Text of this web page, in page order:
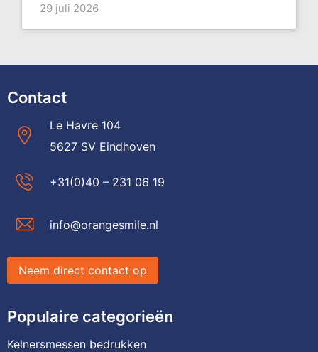
29 juli 2026
Contact
Le Havre 104
5627 SV Eindhoven
+31(0)40 – 231 06 19
info@orangesmile.nl
Neem direct contact op
Populaire categorieën
Kelnersmessen bedrukken